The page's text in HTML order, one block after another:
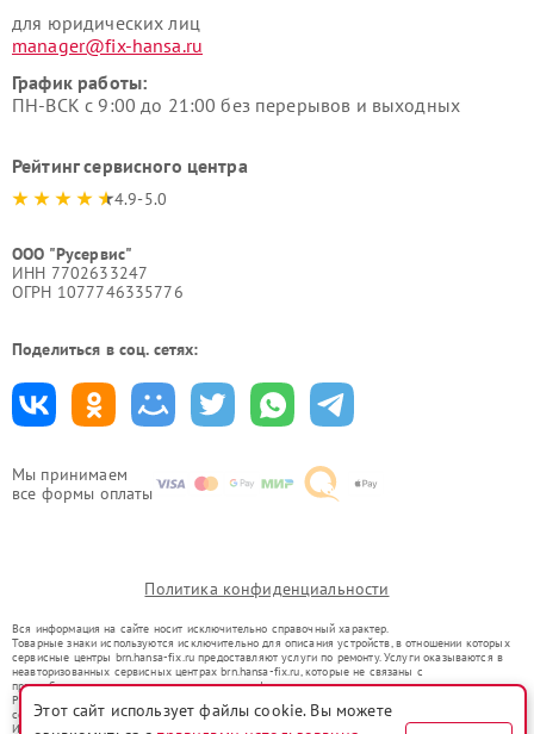
Мы принимаем
все формы оплаты
для юридических лиц
manager@fix-hansa.ru
График работы:
ПН-ВСК с 9:00 до 21:00 без перерывов и выходных
Рейтинг сервисного центра
4.9-5.0
ООО "Русервис"
ИНН 7702633247
ОГРН 1077746335776
Поделиться в соц. сетях:
Политика конфиденциальности
Вся информация на сайте носит исключительно справочный характер.
Товарные знаки используются исключительно для описания устройств, в отношении которых
сервисные центры brn.hansa-fix.ru предоставляют услуги по ремонту. Услуги оказываются в
неавторизованных сервисных центрах brn.hansa-fix.ru, которые не связаны с
правообладателями товарных знаков или их официальными представителями.
Ремонт осуществляется для устройств, уже введенных в гражданский оборот в соответствии
со статьей 1487 ГК РФ.
Использование товарных знаков не преследует цели индивидуализации услуг или введения
Этот сайт использует файлы cookie. Вы можете